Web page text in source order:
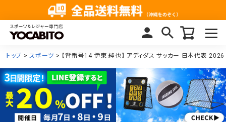
トップ スポーツ 【背番号14 伊東 純也】 アディダス サッカー 日本代表